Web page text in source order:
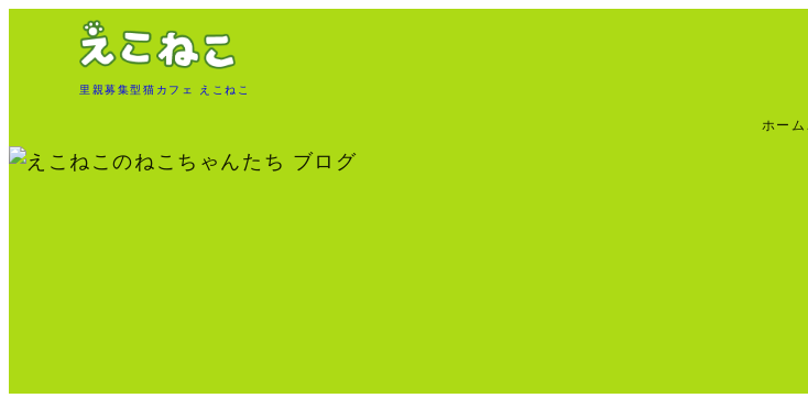
キ
ッ
里親募集型猫カフェ えこねこ
ホーム